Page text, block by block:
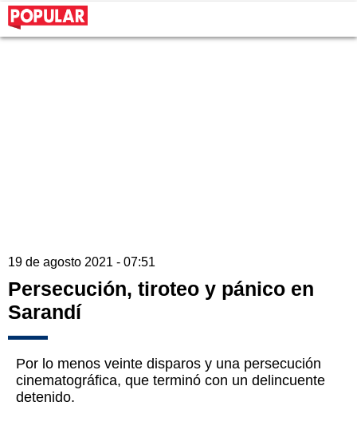
19 de agosto 2021 - 07:51
Persecución, tiroteo y pánico en
Sarandí
Por lo menos veinte disparos y una persecución
cinematográfica, que terminó con un delincuente
detenido.